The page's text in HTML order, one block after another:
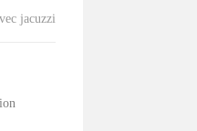
jacuzzi